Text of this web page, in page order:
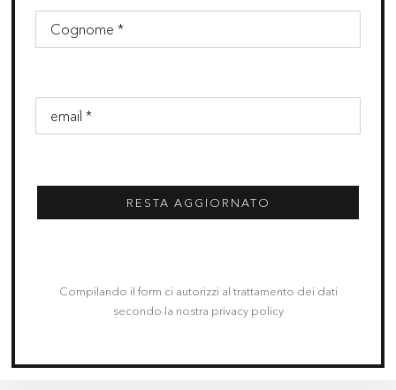
RESTA AGGIORNATO
Compilando il form ci autorizzi al trattamento dei dati
secondo la nostra privacy policy